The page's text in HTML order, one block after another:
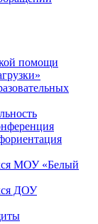
помощи
МОУ «Белый
ДОУ